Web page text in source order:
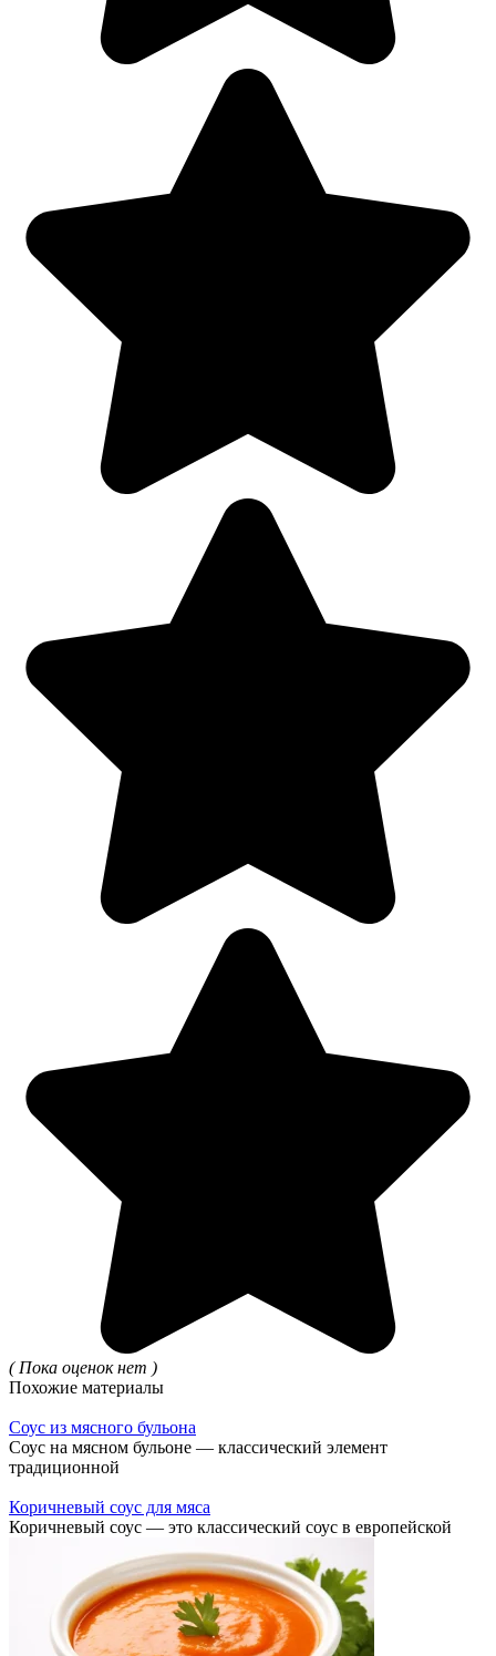
( Пока оценок нет )
Похожие материалы
Соус из мясного бульона
Соус на мясном бульоне — классический элемент
традиционной
Коричневый соус для мяса
Коричневый соус — это классический соус в европейской